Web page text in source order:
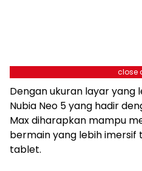
close
Dengan ukuran layar yang
Nubia Neo 5 yang hadir
Max diharapkan mampu
bermain yang lebih imersif
tablet.